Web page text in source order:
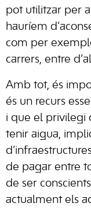
pot utilitzar per
hauríem
com per
carrers, entre
Amb tot, és
és un recurs
i que el privilegi
tenir aigua,
de pagar entre
de ser
actualment els